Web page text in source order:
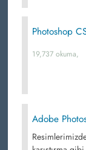
Photoshop
19,737 okuma,
Adobe